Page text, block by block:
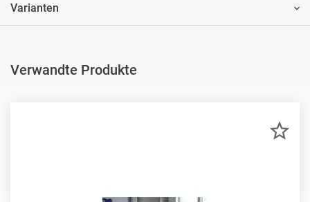
Varianten
Verwandte Produkte